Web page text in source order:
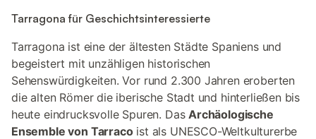
Tarragona für Geschichtsinteressierte
Tarragona ist eine der ältesten Städte Spaniens und
begeistert mit unzähligen historischen
Sehenswürdigkeiten. Vor rund 2.300 Jahren eroberten
die alten Römer die iberische Stadt und hinterließen bis
heute eindrucksvolle Spuren. Das Archäologische
Ensemble von Tarracoist als UNESCO-Weltkulturerbe